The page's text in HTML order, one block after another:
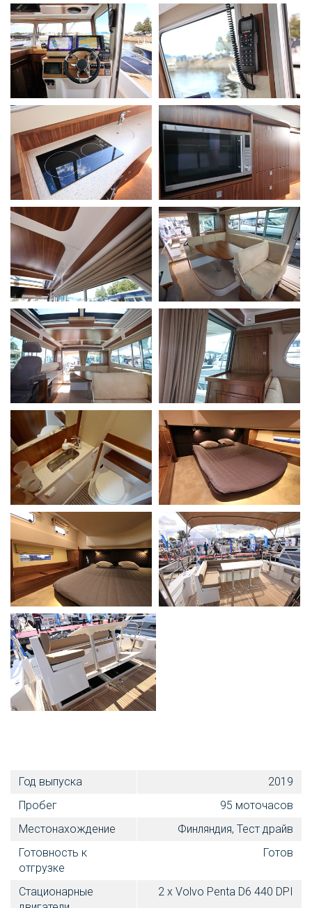
Год выпуска
2019
Пробег
95 моточасов
Местонахождение
Финляндия, Тест драйв
Готовность к
отгрузке
Готов
Стационарные
2 x Volvo Penta D6 440 DPI